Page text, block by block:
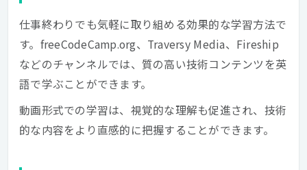
仕事終わりでも気軽に取り組める効果的な学習方法で
す。freeCodeCamp.org、Traversy Media、Fireship
などのチャンネルでは、質の高い技術コンテンツを英
語で学ぶことができます。
動画形式での学習は、視覚的な理解も促進され、技術
的な内容をより直感的に把握することができます。